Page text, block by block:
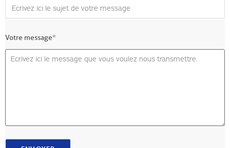
Votre message*